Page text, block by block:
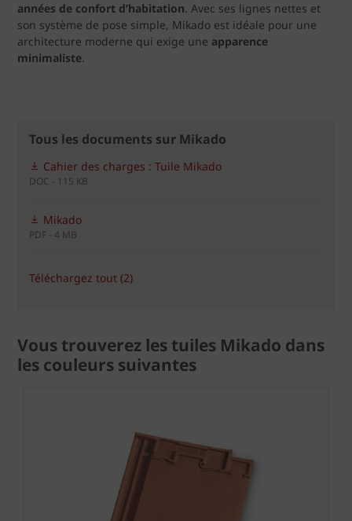
années de confort d’habitation. Avec ses lignes nettes et
son système de pose simple, Mikado est idéale pour une
architecture moderne qui exige une apparence
minimaliste.
Tous les documents sur Mikado
Cahier des charges : Tuile Mikado
DOC - 115 KB
Mikado
PDF - 4 MB
Téléchargez tout (2)
Vous trouverez les tuiles Mikado dans
les couleurs suivantes